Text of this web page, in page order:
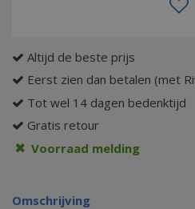
Altijd de beste prijs
Eerst zien dan betalen (met
Tot wel 14 dagen bedenktijd
Gratis retour
Voorraad melding
Omschrijving